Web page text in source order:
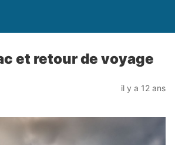
et retour de voyage
il y a 12 ans